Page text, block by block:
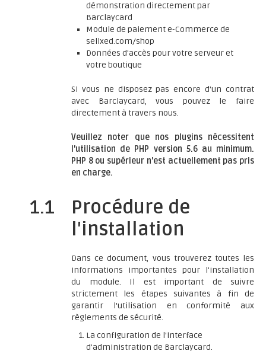
démonstration directement par
Barclaycard
Module de paiement e-Commerce de
sellxed.com/shop
Données d'accès pour votre serveur et
votre boutique
Si vous ne disposez pas encore d'un contrat
avec Barclaycard, vous pouvez le faire
directement à travers nous.
Veuillez noter que nos plugins nécessitent
l'utilisation de PHP version 5.6 au minimum.
PHP 8 ou supérieur n'est actuellement pas pris
en charge.
1.1
Procédure de
l'installation
Dans ce document, vous trouverez toutes les
informations importantes pour l'installation
du module. Il est important de suivre
strictement les étapes suivantes à fin de
garantir l'utilisation en conformité aux
règlements de sécurité.
La configuration de l'interface
d'administration de Barclaycard.